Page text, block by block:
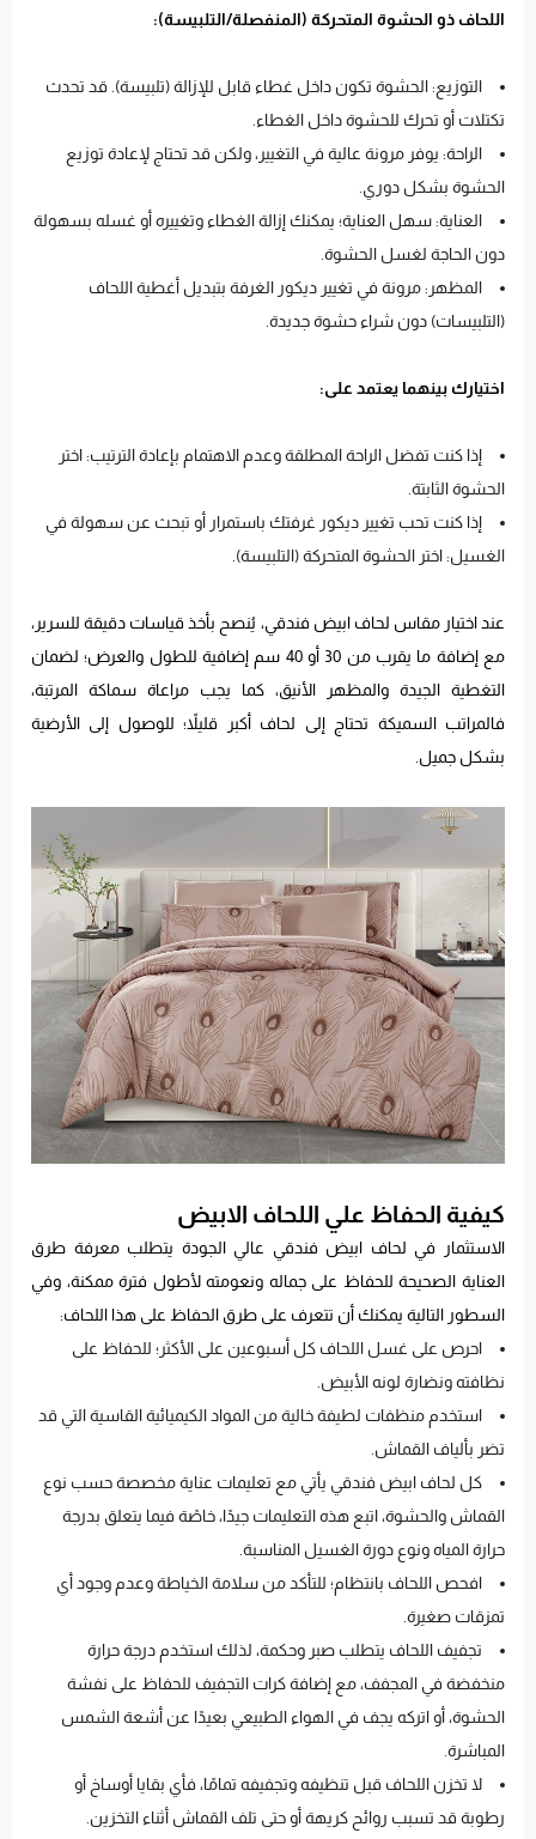
اللحاف ذو الحشوة المتحركة (المنفصلة/التلبيسة):
التوزيع: الحشوة تكون داخل غطاء قابل للإزالة (تلبيسة). قد تحدث
تكتلات أو تحرك للحشوة داخل الغطاء.
الراحة: يوفر مرونة عالية في التغيير، ولكن قد تحتاج لإعادة توزيع
الحشوة بشكل دوري.
العناية: سهل العناية؛ يمكنك إزالة الغطاء وتغييره أو غسله بسهولة
دون الحاجة لغسل الحشوة.
المظهر: مرونة في تغيير ديكور الغرفة بتبديل أغطية اللحاف
(التلبيسات) دون شراء حشوة جديدة.
اختيارك بينهما يعتمد على:
إذا كنت تفضل الراحة المطلقة وعدم الاهتمام بإعادة الترتيب: اختر
الحشوة الثابتة.
إذا كنت تحب تغيير ديكور غرفتك باستمرار أو تبحث عن سهولة في
الغسيل: اختر الحشوة المتحركة (التلبيسة).
عند اختيار مقاس لحاف ابيض فندقي، يُنصح بأخذ قياسات دقيقة للسرير،
مع إضافة ما يقرب من 30 أو 40 سم إضافية للطول والعرض؛ لضمان
التغطية الجيدة والمظهر الأنيق، كما يجب مراعاة سماكة المرتبة،
فالمراتب السميكة تحتاج إلى لحاف أكبر قليلاً؛ للوصول إلى الأرضية
بشكل جميل.
كيفية الحفاظ علي اللحاف الابيض
الاستثمار في لحاف ابيض فندقي عالي الجودة يتطلب معرفة طرق
العناية الصحيحة للحفاظ على جماله ونعومته لأطول فترة ممكنة، وفي
السطور التالية يمكنك أن تتعرف على طرق الحفاظ على هذا اللحاف:
احرص على غسل اللحاف كل أسبوعين على الأكثر؛ للحفاظ على
نظافته ونضارة لونه الأبيض.
استخدم منظفات لطيفة خالية من المواد الكيميائية القاسية التي قد
تضر بألياف القماش.
كل لحاف ابيض فندقي يأتي مع تعليمات عناية مخصصة حسب نوع
القماش والحشوة، اتبع هذه التعليمات جيدًا، خاصًة فيما يتعلق بدرجة
حرارة المياه ونوع دورة الغسيل المناسبة.
افحص اللحاف بانتظام؛ للتأكد من سلامة الخياطة وعدم وجود أي
تمزقات صغيرة.
تجفيف اللحاف يتطلب صبر وحكمة، لذلك استخدم درجة حرارة
منخفضة في المجفف، مع إضافة كرات التجفيف للحفاظ على نفشة
الحشوة، أو اتركه يجف في الهواء الطبيعي بعيدًا عن أشعة الشمس
المباشرة.
لا تخزن اللحاف قبل تنظيفه وتجفيفه تمامًا، فأي بقايا أوساخ أو
رطوبة قد تسبب روائح كريهة أو حتى تلف القماش أثناء التخزين.